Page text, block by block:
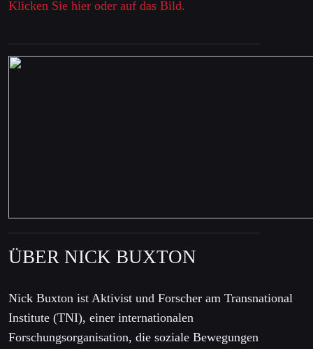
Klicken Sie hier oder auf das Bild.
ÜBER NICK BUXTON
Nick Buxton ist Aktivist und Forscher am Transnational
Institute (TNI), einer internationalen
Forschungsorganisation, die soziale Bewegungen